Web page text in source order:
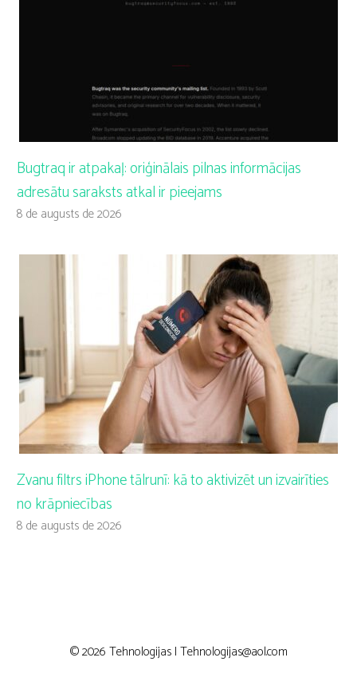
Bugtraq ir atpakaļ: oriģinālais pilnas informācijas
adresātu saraksts atkal ir pieejams
8 de augusts de 2026
Zvanu filtrs iPhone tālrunī: kā to aktivizēt un izvairīties
no krāpniecības
8 de augusts de 2026
© 2026 Tehnologijas | Tehnologijas@aol.com